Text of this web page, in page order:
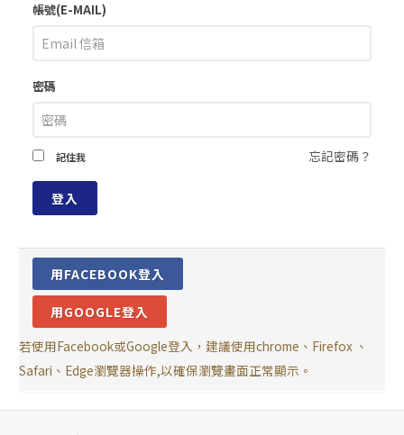
帳號(E-MAIL)
密碼
記住我 忘記密碼？
登入
用FACEBOOK登入
用GOOGLE登入
若使用Facebook或Google登入，建議使用chrome、Firefox 、
Safari、Edge瀏覽器操作,以確保瀏覽畫面正常顯示。